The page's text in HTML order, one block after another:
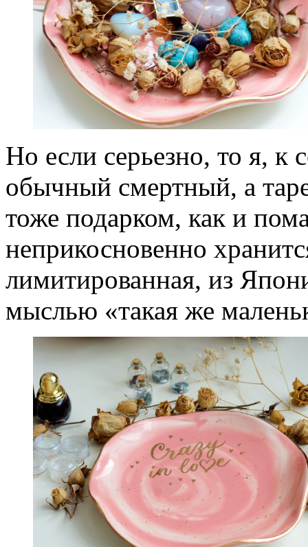
Но если серьезно, то я, к
обычный смертный, а
тоже подарком, как и
неприкосновенно
лимитированная, из
мыслью «такая же